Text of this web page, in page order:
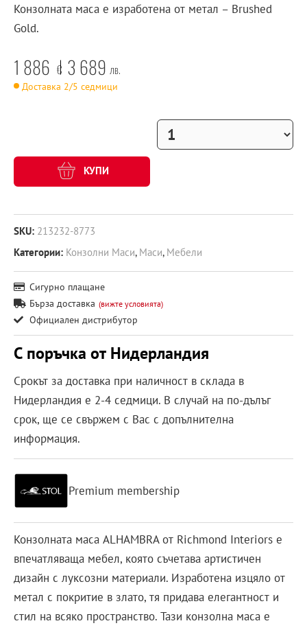
Конзолната маса е изработена от метал – Brushed
Gold.
1 886 € 3 689 лв.
Доставка 2/5 седмици
КУПИ
SKU: 213232-8773
Категории: Конзолни Маси, Маси, Мебели
Сигурно плащане
Бърза доставка (вижте условията)
Официален дистрибутор
С поръчка от Нидерландия
Срокът за доставка при наличност в склада в
Нидерландия е 2-4 седмици. В случай на по-дълъг
срок, ще се свържем с Вас с допълнителна
информация.
Premium membership
Конзолната маса ALHAMBRA от Richmond Interiors е
впечатляваща мебел, която съчетава артистичен
дизайн с луксозни материали. Изработена изцяло от
метал с покритие в злато, тя придава елегантност и
стил на всяко пространство.​ Тази конзолна маса е